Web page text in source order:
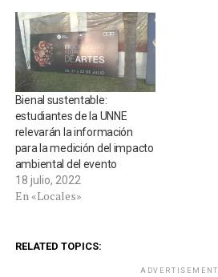
Bienal sustentable:
estudiantes de la UNNE
relevarán la información
para la medición del impacto
ambiental del evento
18 julio, 2022
En «Locales»
RELATED TOPICS:
ADVERTISEMENT